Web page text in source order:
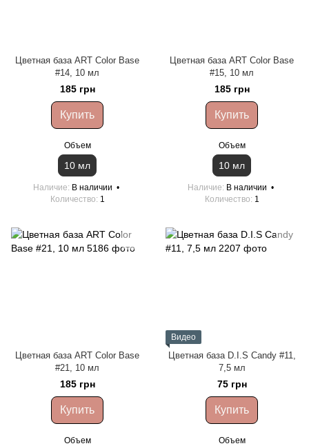
Цветная база ART Color Base
#14, 10 мл
185 грн
Купить
Объем
10 мл
Наличие В наличии
Количество 1
Цветная база ART Color Base
#15, 10 мл
185 грн
Купить
Объем
10 мл
Наличие В наличии
Количество 1
Цветная база ART Color Base
#21, 10 мл
185 грн
Купить
Объем
Видео
Цветная база D.I.S Candy #11,
7,5 мл
75 грн
Купить
Объем